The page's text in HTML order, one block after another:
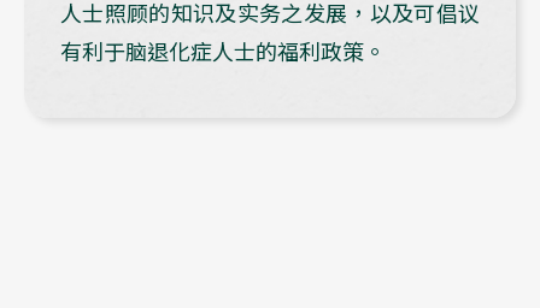
人士照顾的知识及实务之发展，以及可倡议
有利于脑退化症人士的福利政策。